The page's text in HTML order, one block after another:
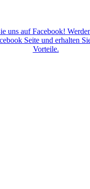
uns auf Facebook!
Seite und erhalten
Vorteile.